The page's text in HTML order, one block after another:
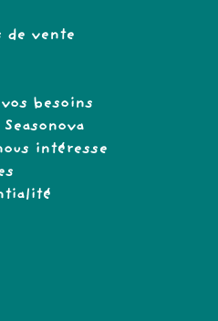
de vente
besoins
intéresse